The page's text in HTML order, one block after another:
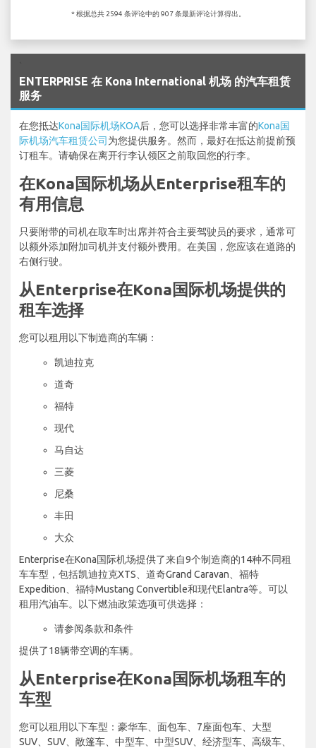
* 根据总共 2594 条评论中的 907 条最新评论计算得出。
ENTERPRISE 在 Kona International 机场 的汽车租赁
服务
在您抵达Kona国际机场KOA后，您可以选择非常丰富的Kona国
际机场汽车租赁公司为您提供服务。然而，最好在抵达前提前预
订租车。请确保在离开行李认领区之前取回您的行李。
在Kona国际机场从Enterprise租车的
有用信息
只要附带的司机在取车时出席并符合主要驾驶员的要求，通常可
以额外添加附加司机并支付额外费用。在美国，您应该在道路的
右侧行驶。
从Enterprise在Kona国际机场提供的
租车选择
您可以租用以下制造商的车辆：
凯迪拉克
道奇
福特
现代
马自达
三菱
尼桑
丰田
大众
Enterprise在Kona国际机场提供了来自9个制造商的14种不同租
车车型，包括凯迪拉克XTS、道奇Grand Caravan、福特
Expedition、福特Mustang Convertible和现代Elantra等。可以
租用汽油车。以下燃油政策选项可供选择：
请参阅条款和条件
提供了18辆带空调的车辆。
从Enterprise在Kona国际机场租车的
车型
您可以租用以下车型：豪华车、面包车、7座面包车、大型
SUV、SUV、敞篷车、中型车、中型SUV、经济型车、高级车、